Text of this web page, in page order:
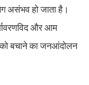
असंभव हो जाता है।
और आम
को बचाने का जनआंदोलन